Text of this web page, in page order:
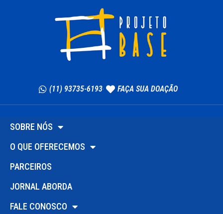
(11) 93735-6193 FAÇA SUA DOAÇÃO
SOBRE NÓS
O QUE OFERECEMOS
PARCEIROS
JORNAL ABORDA
FALE CONOSCO